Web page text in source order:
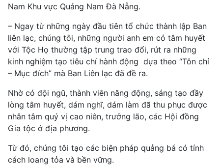
Nam Khu vực Quảng Nam Đà Nẵng.
– Ngay từ những ngày đầu tiên tổ chức thành lập Ban
liên lạc, chúng tôi, những người anh em có tâm huyết
với Tộc Họ thường tập trung trao đổi, rút ra những
kinh nghiệm tạo tiêu chí hành động dựa theo “Tôn chỉ
– Mục đích” mà Ban Liên lạc đã đề ra.
Nhờ có đội ngũ, thành viên năng động, sáng tạo đầy
lòng tâm huyết, dám nghĩ, dám làm đã thu phục được
nhân tâm quý vị cao niên, trưởng lão, các Hội đồng
Gia tộc ở địa phương.
Từ đó, chúng tôi tạo các biện pháp quảng bá có tính
cách loang tỏa và bền vững.